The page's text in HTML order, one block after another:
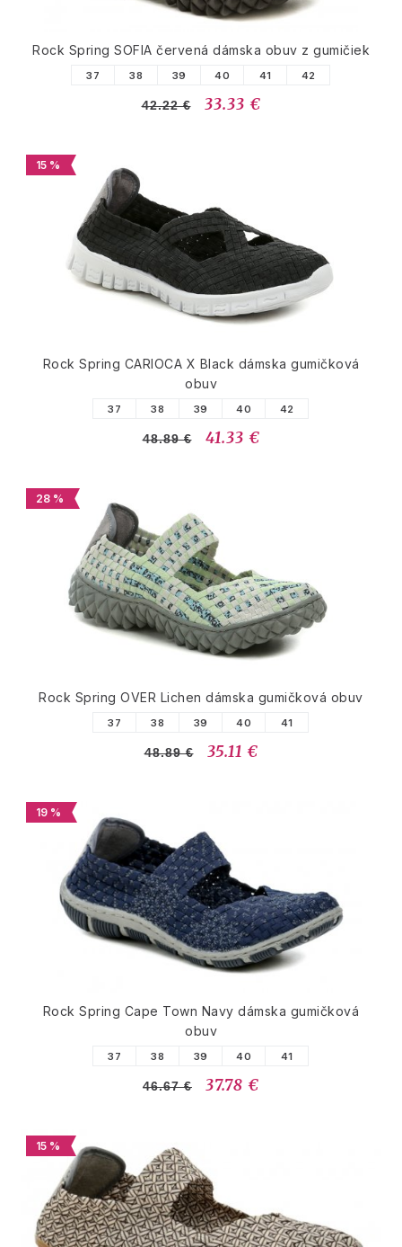
Rock Spring SOFIA červená dámska obuv z gumičiek
37 38 39 40 41 42
42.22 € 33.33 €
15 %
Rock Spring CARIOCA X Black dámska gumičková
obuv
37 38 39 40 42
48.89 € 41.33 €
28 %
Rock Spring OVER Lichen dámska gumičková obuv
37 38 39 40 41
48.89 € 35.11 €
19 %
Rock Spring Cape Town Navy dámska gumičková
obuv
37 38 39 40 41
46.67 € 37.78 €
15 %